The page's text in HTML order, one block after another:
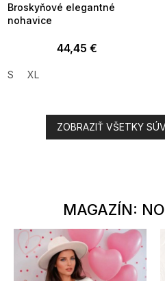
Broskyňové elegantné
nohavice
44,45 €
S XL
ZOBRAZIŤ VŠETKY
MAGAZÍN: